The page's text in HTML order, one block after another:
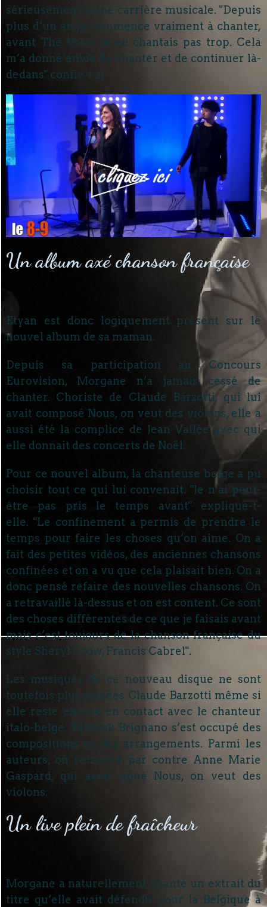
sérieusement à une carrière musicale. "Depuis
plus d’un an je commence vraiment à chanter,
avant The Voice je ne chantais pas trop. Cela
m’a donné envie de chanter et de continuer là-
dedans" confie-t-il.
Un album axé chanson française
Etyan est donc logiquement présent sur le
nouvel album de sa maman.
Depuis sa participation au Concours
Eurovision, Morgane n’a jamais cessé de
chanter. Choriste de Claude Barzotti, qui lui
avait composé Nous, on veut des violons, elle a
aussi été la complice de Jean Vallée avec qui
elle donnait des concerts de Noël.
Pour ce nouvel album, la chanteuse belge a pu
choisir tout ce qui lui convenait. "Je n’ai peut-
être pas pris le temps avant" explique-t-
elle. "Le confinement a permis de prendre le
temps pour faire les choses qu’on aime. On a
fait des petites vidéos, des anciennes chansons
confinées et on a vu que cela plaisait bien. On a
donc pensé refaire des nouvelles chansons. On
a retravaillé là-dessus et on est content. Ce sont
des choses différentes de ce que je faisais avant
mais c’est toujours de la chanson française du
style Sheryl Crow, Francis Cabrel".
Les musiques de ce nouveau disque ne sont
toutefois plus signées Claude Barzotti même si
elle reste encore en contact avec le chanteur
italo-belge. Yannick Brignano s’est occupé des
compositions et des arrangements. Parmi les
auteurs, on retrouve par contre Anne Marie
Gaspard, qui avait signé Nous, on veut des
violons.
Un live plein de fraîcheur
Morgane a naturellement chanté un extrait du
titre qu’elle avait défendu pour la Belgique à